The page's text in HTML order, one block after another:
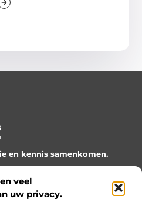
veel
uw privacy.
en kennis samenkomen.
en laat je verrassen door
en nieuwe ideeën!